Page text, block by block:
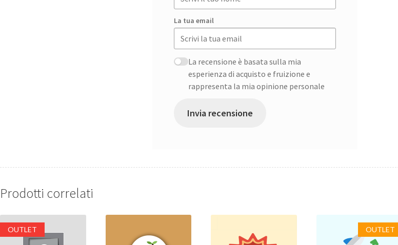
La tua email
La recensione è basata sulla mia
esperienza di acquisto e fruizione e
rappresenta la mia opinione personale
Invia recensione
Prodotti correlati
OUTLET OUTLET